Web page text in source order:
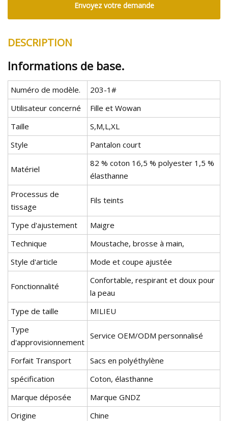
Envoyez votre demande
DESCRIPTION
Informations de base.
Numéro de modèle.
203-1#
Utilisateur concerné
Fille et Wowan
Taille
S,M,L,XL
Style
Pantalon court
Matériel
82 % coton 16,5 % polyester 1,5 %
élasthanne
Processus de
tissage
Fils teints
Type d'ajustement
Maigre
Technique
Moustache, brosse à main,
Style d'article
Mode et coupe ajustée
Fonctionnalité
Confortable, respirant et doux pour
la peau
Type de taille
MILIEU
Type
d'approvisionnement
Service OEM/ODM personnalisé
Forfait Transport
Sacs en polyéthylène
spécification
Coton, élasthanne
Marque déposée
Marque GNDZ
Origine
Chine